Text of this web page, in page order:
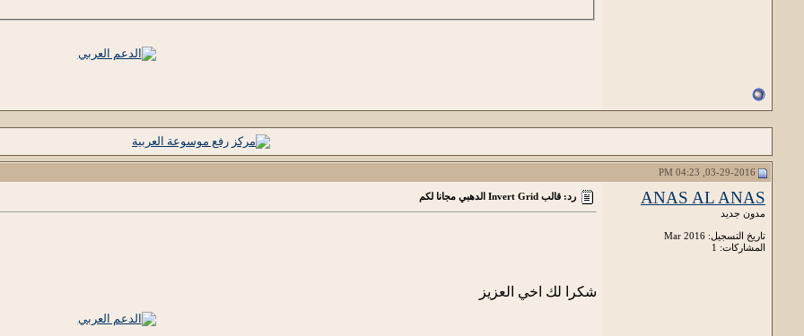
ANAS AL ANAS
مدون جديد
تاريخ التسجيل: Mar 2016
المشاركات: 1
رد: قالب Invert Grid الدهبي مجانا لكم
شكرا لك اخي العزيز